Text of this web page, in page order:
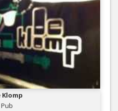
Klomp
Pub